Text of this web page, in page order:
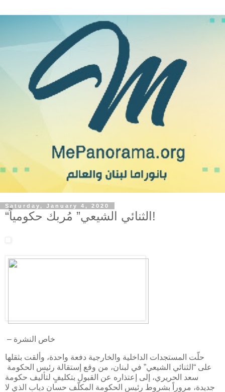
Saturday, January 4, 2020
“الثنائي الشيعي” مُربك حكومياً!
– خاص النشرة
حلّت المستجدات الداخلية والخارجية دفعة واحدة، وألقت بثقلها
على “​الثنائي الشيعي​” في لبنان، من وقع إستقالة رئيس الحكومة ​
سعد الحريري​، إلى إعتذاره عن القبول بتكليفٍ لتأليف حكومة
جديدة، مروراً بشروط رئيس الحكومة المكلّف ​حسان دياب​ الذي لا